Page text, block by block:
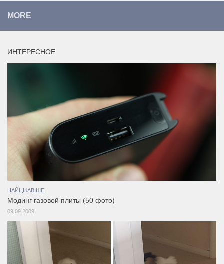
MORE
ИНТЕРЕСНОЕ
НАЙЦІКАВІШЕ
Модинг газовой плиты (50 фото)
09.09.2009